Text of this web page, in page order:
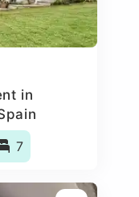
in
7